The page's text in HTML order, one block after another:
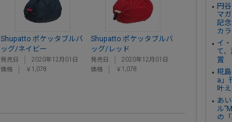
Shupatto ポケッタブルバ
ッグ/ネイビー
発売日
2020年12月01日
価格
￥1,078
Shupatto ポケッタブルバ
ッグ/レッド
発売日
2020年12月01日
価格
￥1,078
円
マ
記
カ
イ
て
賞
椛
a」
叶
あ
ル
の